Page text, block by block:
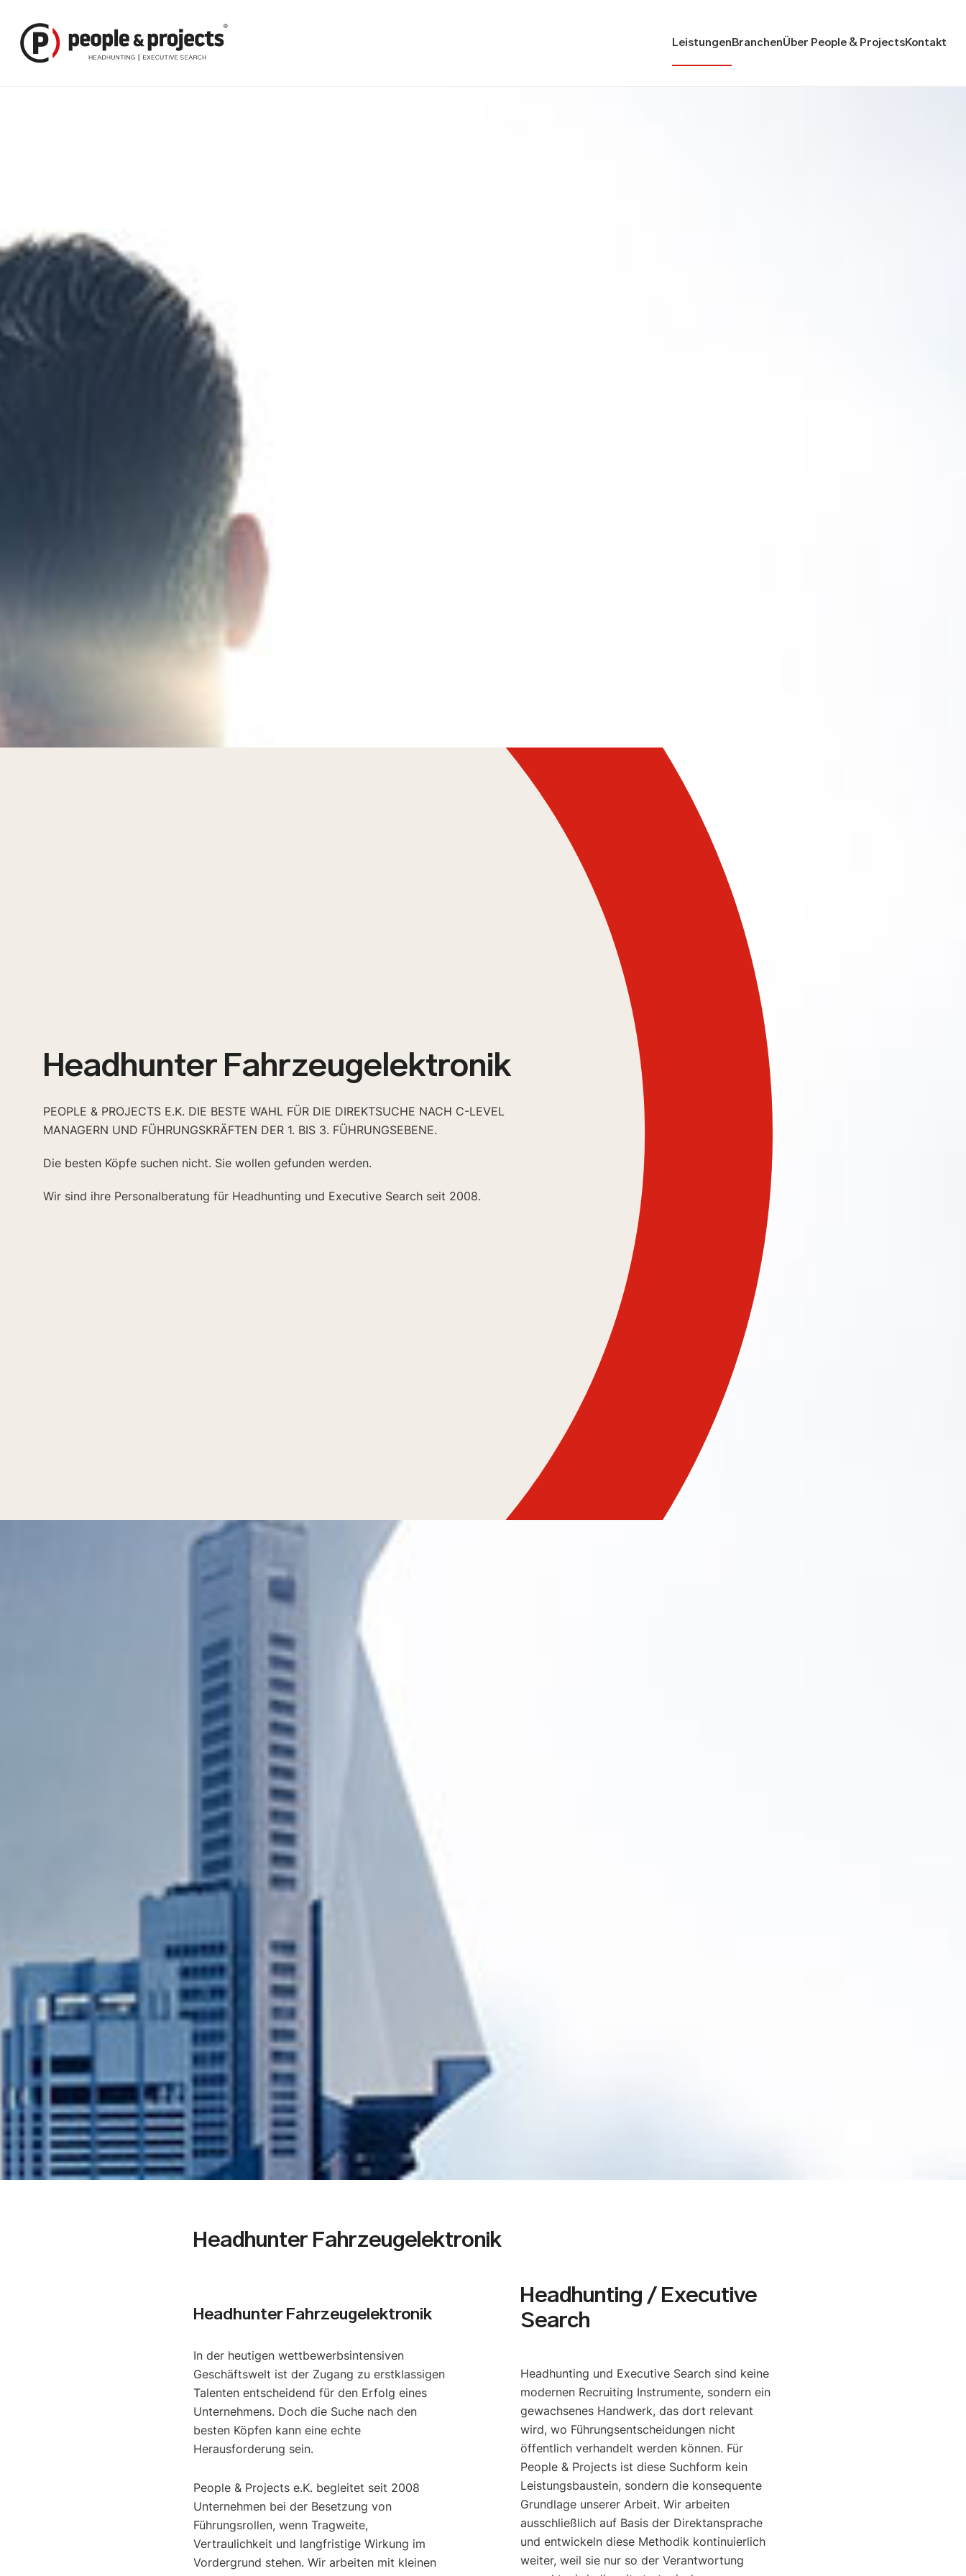
Leistungen BranchenÜber People & Projects Kontakt
Headhunter Fahrzeugelektronik
PEOPLE & PROJECTS E.K. DIE BESTE WAHL FÜR DIE DIREKTSUCHE NACH C-LEVEL
MANAGERN UND FÜHRUNGSKRÄFTEN DER 1. BIS 3. FÜHRUNGSEBENE.
Die besten Köpfe suchen nicht. Sie wollen gefunden werden.
Wir sind ihre Personalberatung für Headhunting und Executive Search seit 2008.
Headhunter Fahrzeugelektronik
Headhunter Fahrzeugelektronik
In der heutigen wettbewerbsintensiven
Geschäftswelt ist der Zugang zu erstklassigen
Talenten entscheidend für den Erfolg eines
Unternehmens. Doch die Suche nach den
besten Köpfen kann eine echte
Herausforderung sein.
People & Projects e.K. begleitet seit 2008
Unternehmen bei der Besetzung von
Führungsrollen, wenn Tragweite,
Vertraulichkeit und langfristige Wirkung im
Vordergrund stehen. Wir arbeiten mit kleinen
Headhunting / Executive
Search
Headhunting und Executive Search sind keine
modernen Recruiting Instrumente, sondern ein
gewachsenes Handwerk, das dort relevant
wird, wo Führungsentscheidungen nicht
öffentlich verhandelt werden können. Für
People & Projects ist diese Suchform kein
Leistungsbaustein, sondern die konsequente
Grundlage unserer Arbeit. Wir arbeiten
ausschließlich auf Basis der Direktansprache
und entwickeln diese Methodik kontinuierlich
weiter, weil sie nur so der Verantwortung